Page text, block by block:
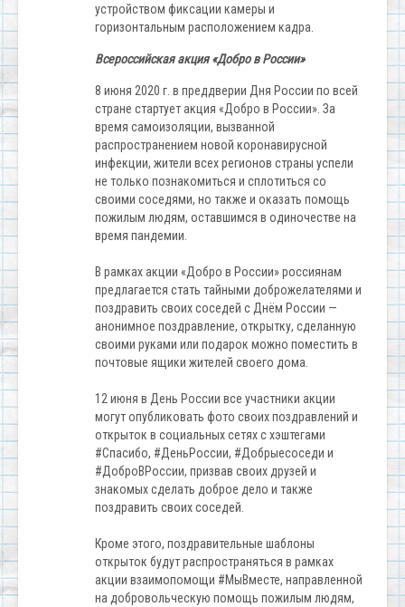
устройством фиксации камеры и
горизонтальным расположением кадра.
Всероссийская акция «Добро в России»
8 июня 2020 г. в преддверии Дня России по всей
стране стартует акция «Добро в России». За
время самоизоляции, вызванной
распространением новой коронавирусной
инфекции, жители всех регионов страны успели
не только познакомиться и сплотиться со
своими соседями, но также и оказать помощь
пожилым людям, оставшимся в одиночестве на
время пандемии.
В рамках акции «Добро в России» россиянам
предлагается стать тайными доброжелателями и
поздравить своих соседей с Днём России —
анонимное поздравление, открытку, сделанную
своими руками или подарок можно поместить в
почтовые ящики жителей своего дома.
12 июня в День России все участники акции
могут опубликовать фото своих поздравлений и
открыток в социальных сетях с хэштегами
#Спасибо, #ДеньРоссии, #Добрыесоседи и
#ДоброВРоссии, призвав своих друзей и
знакомых сделать доброе дело и также
поздравить своих соседей.
Кроме этого, поздравительные шаблоны
открыток будут распространяться в рамках
акции взаимопомощи #МыВместе, направленной
на добровольческую помощь пожилым людям,